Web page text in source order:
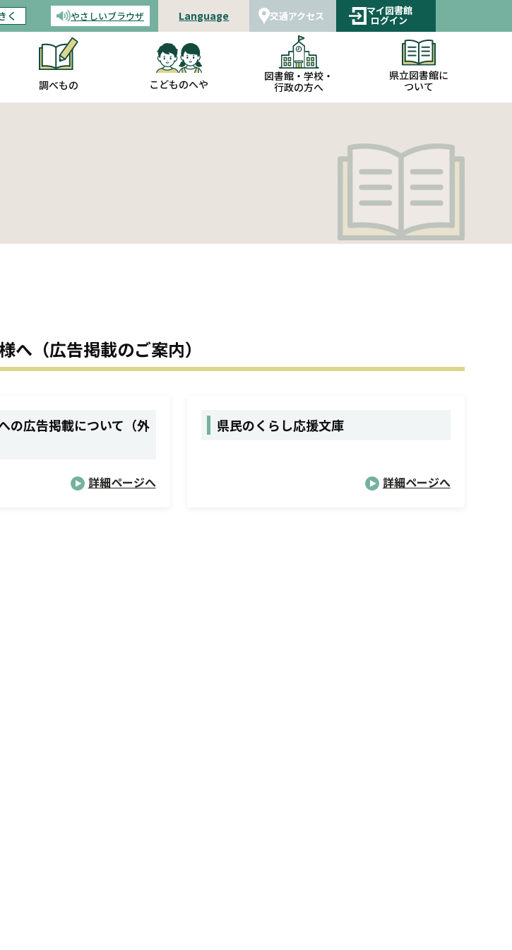
く 音声読み上げ
やさしいブラウザ Language 交通アクセス マイ図書館
ログイン
調べもの こどものへや
図書館・学校・
行政の方へ
県立図書館に
ついて
へ（広告掲載のご案内）
の広告掲載について（外
詳細ページへ
県民のくらし応援文庫
詳細ページへ